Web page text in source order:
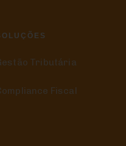
Tributária
Fiscal